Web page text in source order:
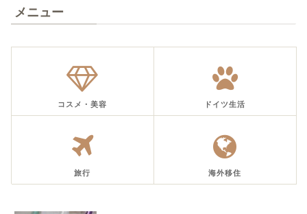
メニュー
コスメ・美容 ドイツ生活
旅行 海外移住